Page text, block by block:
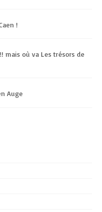
!
mais où va Les trésors de
Auge